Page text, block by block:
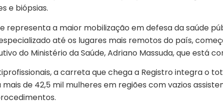
e biópsias.
representa a maior mobilização em defesa da saúde
até os lugares mais remotos do país,
do Ministério da Saúde, Adriano Massuda, que está
a carreta que chega a Registro integra o
de 42,5 mil mulheres em regiões com vazios